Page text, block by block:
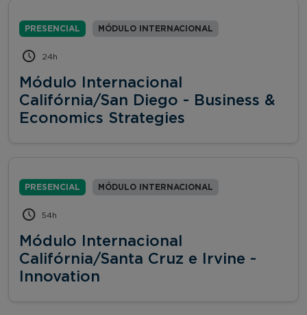
PRESENCIAL MÓDULO INTERNACIONAL
24h
Módulo Internacional
Califórnia/San Diego - Business &
Economics Strategies
PRESENCIAL MÓDULO INTERNACIONAL
54h
Módulo Internacional
Califórnia/Santa Cruz e Irvine -
Innovation